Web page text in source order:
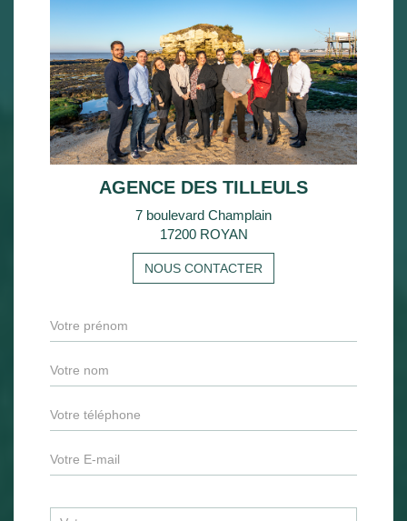
AGENCE DES TILLEULS
7 boulevard Champlain
17200 ROYAN
NOUS CONTACTER